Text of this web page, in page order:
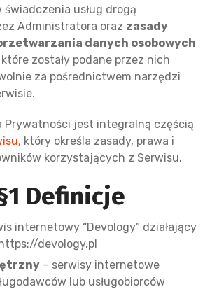
świadczenia usług drogą
Administratora oraz zasady
danych osobowych
które zostały podane przez nich
za pośrednictwem narzędzi
Prywatności jest integralną częścią
, który określa zasady, prawa i
korzystających z Serwisu.
Definicje
internetowy “Devology” działający
devology.pl
– serwisy internetowe
lub usługobiorców